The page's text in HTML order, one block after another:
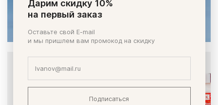
Дарим скидку 10%
на первый заказ
Оставьте свой E-mail
и мы пришлем вам промокод на скидку
Подписаться